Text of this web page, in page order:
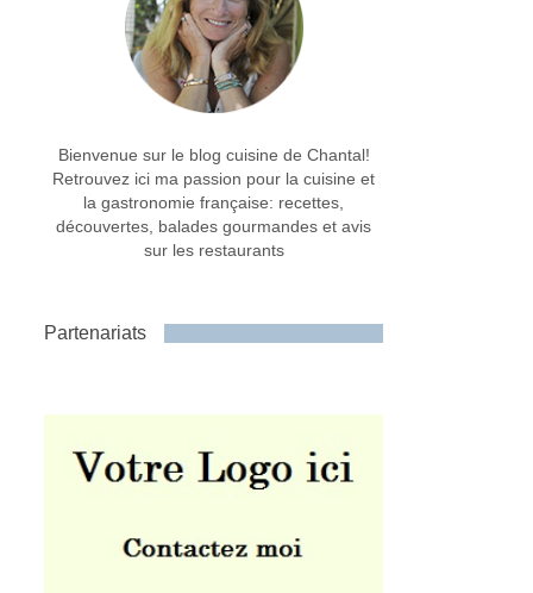
Bienvenue sur le blog cuisine de Chantal!
Retrouvez ici ma passion pour la cuisine et
la gastronomie française: recettes,
découvertes, balades gourmandes et avis
sur les restaurants
Partenariats